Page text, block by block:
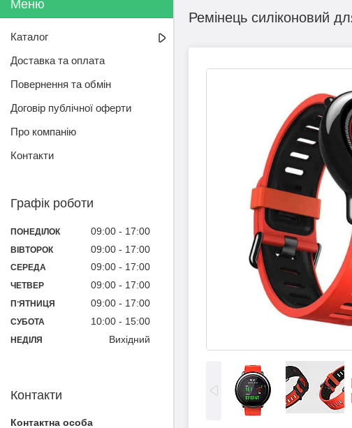
Ремінець силіконовий
Каталог
Доставка та оплата
Повернення та обмін
Договір публічної оферти
Про компанію
Контакти
Графік роботи
ПОНЕДІЛОК 09:00 17:00
ВІВТОРОК 09:00 17:00
СЕРЕДА 09:00 17:00
ЧЕТВЕР 09:00 17:00
ПʼЯТНИЦЯ 09:00 17:00
СУБОТА 10:00 15:00
НЕДІЛЯ Вихідний
Контакти